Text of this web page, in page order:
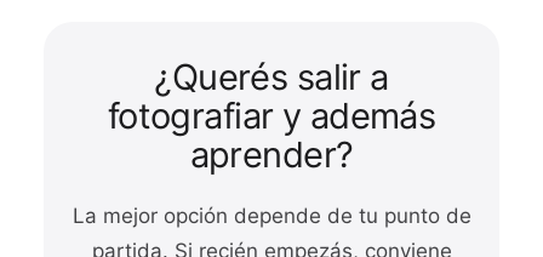
¿Querés salir a
fotografiar y además
aprender?
La mejor opción depende de tu punto de
partida. Si recién empezás, conviene